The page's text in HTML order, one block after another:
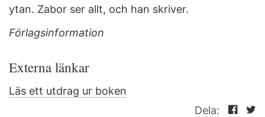
ytan. Zabor ser allt, och han skriver.
Förlagsinformation
Externa länkar
Läs ett utdrag ur boken
Dela: